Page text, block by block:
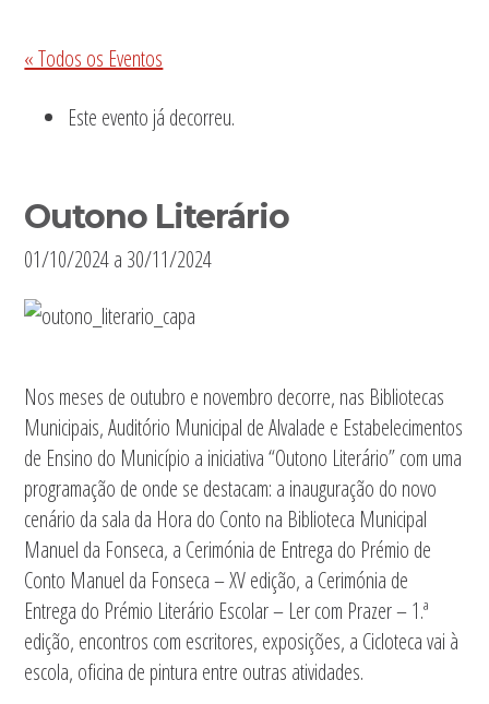
« Todos os Eventos
Este evento já decorreu.
Outono Literário
01/10/2024a 30/11/2024
Nos meses de outubro e novembro decorre, nas Bibliotecas
Municipais, Auditório Municipal de Alvalade e Estabelecimentos
de Ensino do Município a iniciativa “Outono Literário” com uma
programação de onde se destacam: a inauguração do novo
cenário da sala da Hora do Conto na Biblioteca Municipal
Manuel da Fonseca, a Cerimónia de Entrega do Prémio de
Conto Manuel da Fonseca – XV edição, a Cerimónia de
Entrega do Prémio Literário Escolar – Ler com Prazer – 1.ª
edição, encontros com escritores, exposições, a Cicloteca vai à
escola, oficina de pintura entre outras atividades.
Sidebar